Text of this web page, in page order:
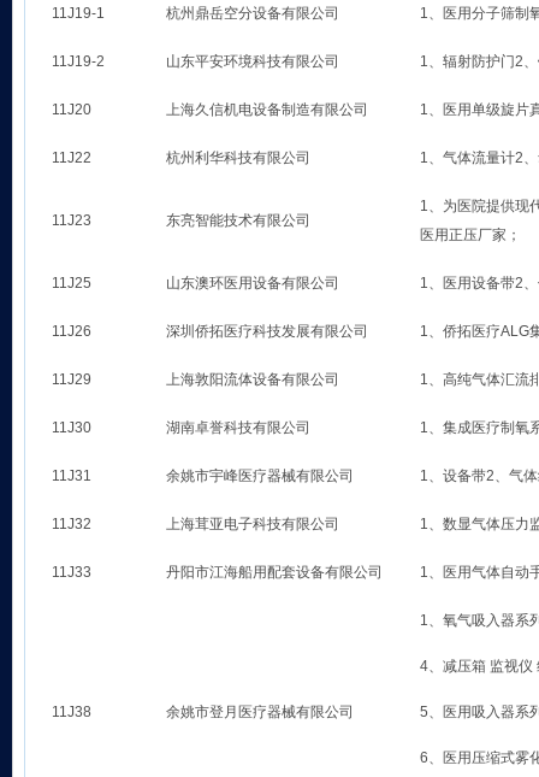
11J19-1 杭州鼎岳空分设备有限公司 1、医用分子筛制
11J19-2 山东平安环境科技有限公司 1、辐射防护门2
11J20 上海久信机电设备制造有限公司 1、医用单级旋片
11J22 杭州利华科技有限公司 1、气体流量计2
11J23 东亮智能技术有限公司
1、为医院提供现
医用正压厂家；
11J25 山东澳环医用设备有限公司 1、医用设备带2
11J26 深圳侨拓医疗科技发展有限公司 1、侨拓医疗ALG
11J29 上海敦阳流体设备有限公司 1、高纯气体汇流
11J30 湖南卓誉科技有限公司 1、集成医疗制氧
11J31 余姚市宇峰医疗器械有限公司 1、设备带2、气
11J32 上海茸亚电子科技有限公司 1、数显气体压力
11J33 丹阳市江海船用配套设备有限公司 1、医用气体自动
11J38 余姚市登月医疗器械有限公司
1、氧气吸入器系
4、减压箱 监视仪
5、医用吸入器系
6、医用压缩式雾